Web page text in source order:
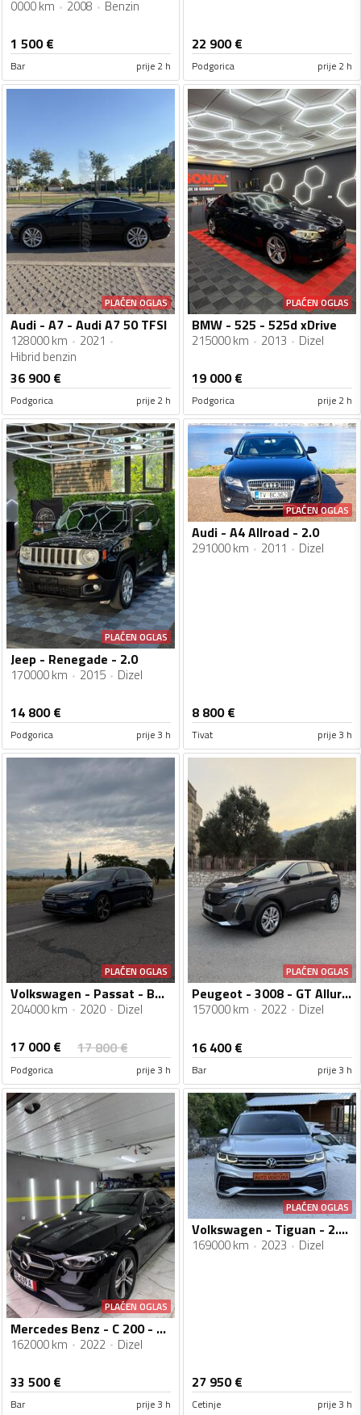
0000 km 2008 Benzin
1 500€
Bar prije 2 h
22 900€
Podgorica prije 2 h
PLAĆEN OGLAS
Audi - A7 - Audi A7 50 TFSI
128000 km
2021
Hibrid benzin
36 900€
Podgorica prije 2 h
PLAĆEN OGLAS
BMW - 525 - 525d xDrive
215000 km 2013 Dizel
19 000€
Podgorica prije 2 h
PLAĆEN OGLAS
Jeep - Renegade - 2.0
170000 km 2015 Dizel
14 800€
Podgorica prije 3 h
PLAĆEN OGLAS
Audi - A4 Allroad - 2.0
291000 km 2011 Dizel
8 800€
Tivat prije 3 h
PLAĆEN OGLAS
Volkswagen - Passat - B8.5 Variant 2.0 TDI
204000 km 2020 Dizel
17 000€ 17 800€
Podgorica prije 3 h
PLAĆEN OGLAS
Peugeot - 3008 - GT Allure Automatic
157000 km 2022 Dizel
16 400€
Bar prije 3 h
PLAĆEN OGLAS
Mercedes Benz - C 200 - C200
162000 km 2022 Dizel
33 500€
Bar prije 3 h
PLAĆEN OGLAS
Volkswagen - Tiguan - 2.0TDI//DSG//R-LINE//02.2023god
169000 km 2023 Dizel
27 950€
Cetinje prije 3 h